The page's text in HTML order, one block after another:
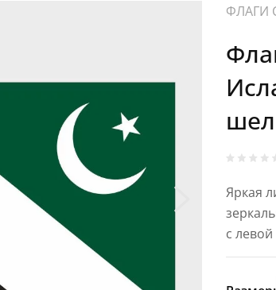
ФЛАГИ
Яркая
с